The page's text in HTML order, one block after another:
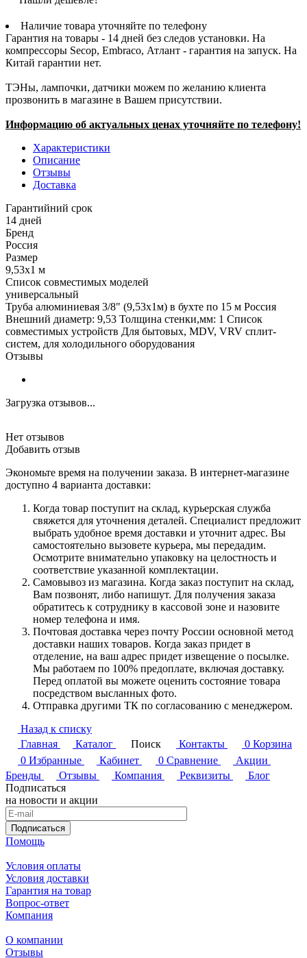
Наличие товара уточняйте по телефону
Гарантия на товары - 14 дней без следов установки. На
компрессоры Secop, Embraco, Атлант - гарантия на запуск. На
Китай гарантии нет.
ТЭНы, лампочки, датчики можем по желанию клиента
прозвонить в магазине в Вашем присутствии.
Информацию об актуальных ценах уточняйте по телефону!
Характеристики
Описание
Отзывы
Доставка
Гарантийний срок
14 дней
Бренд
Россия
Размер
9,53х1 м
Список совместимых моделей
универсальный
Труба алюминиевая 3/8" (9,53х1м) в бухте по 15 м Россия
Внешний диаметр: 9,53 Толщина стенки,мм: 1 Список
совместимых устройств Для бытовых, MDV, VRV сплит-
систем, для холодильного оборудования
Отзывы
Загрузка отзывов...
Нет отзывов
Добавить отзыв
Экономьте время на получении заказа. В интернет-магазине
доступно 4 варианта доставки:
Когда товар поступит на склад, курьерская служба
свяжется для уточнения деталей. Специалист предложит
выбрать удобное время доставки и уточнит адрес. Вы
самостоятельно вызовете курьера, мы передадим.
Осмотрите внимательно упаковку на целостность и
соответствие указанной комплектации.
Самовывоз из магазина. Когда заказ поступит на склад,
Вам позвонят, либо напишут. Для получения заказа
обратитесь к сотруднику в кассовой зоне и назовите
номер телефона и имя.
Почтовая доставка через почту России основной метод
доставки наших товаров. Когда заказ придет в
отделение, на ваш адрес придет извещение о посылке.
Мы работаем по 100% предоплате, включая доставку.
Перед оплатой вы можете оценить состояние товара
посредством высланных фото.
Отправка другими ТК по согласованию с менеджером.
Назад к списку
Главная
Каталог Поиск Контакты 0 Корзина
0 Избранные Кабинет 0 Сравнение
Акции
Бренды
Отзывы Компания Реквизиты
Блог
Подписаться
на новости и акции
Подписаться
Помощь
Условия оплаты
Условия доставки
Гарантия на товар
Вопрос-ответ
Компания
О компании
Отзывы